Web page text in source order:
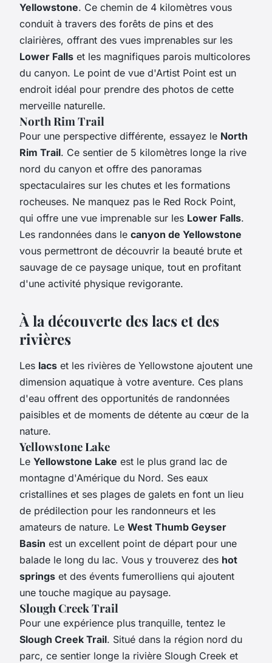
Yellowstone. Ce chemin de 4 kilomètres vous
conduit à travers des forêts de pins et des
clairières, offrant des vues imprenables sur les
Lower Falls et les magnifiques parois multicolores
du canyon. Le point de vue d'Artist Point est un
endroit idéal pour prendre des photos de cette
merveille naturelle.
North Rim Trail
Pour une perspective différente, essayez le North
Rim Trail. Ce sentier de 5 kilomètres longe la rive
nord du canyon et offre des panoramas
spectaculaires sur les chutes et les formations
rocheuses. Ne manquez pas le Red Rock Point,
qui offre une vue imprenable sur les Lower Falls.
Les randonnées dans le canyon de Yellowstone
vous permettront de découvrir la beauté brute et
sauvage de ce paysage unique, tout en profitant
d'une activité physique revigorante.
À la découverte des lacs et des
rivières
Les lacs et les rivières de Yellowstone ajoutent une
dimension aquatique à votre aventure. Ces plans
d'eau offrent des opportunités de randonnées
paisibles et de moments de détente au cœur de la
nature.
Yellowstone Lake
Le Yellowstone Lake est le plus grand lac de
montagne d'Amérique du Nord. Ses eaux
cristallines et ses plages de galets en font un lieu
de prédilection pour les randonneurs et les
amateurs de nature. Le West Thumb Geyser
Basin est un excellent point de départ pour une
balade le long du lac. Vous y trouverez des hot
springs et des évents fumerolliens qui ajoutent
une touche magique au paysage.
Slough Creek Trail
Pour une expérience plus tranquille, tentez le
Slough Creek Trail. Situé dans la région nord du
parc, ce sentier longe la rivière Slough Creek et